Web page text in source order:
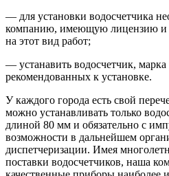
— для установки водосчетчика
компанию, имеющую лицензию и
на этот вид работ;
— устанавить водосчетчик, марка
рекомендованных к установке.
У каждого города есть свой
можно устанавливать только
длиной 80 мм и обязательно с
возможности в дальнейшем
диспетчеризации. Имея
поставки водосчетчиков, наша